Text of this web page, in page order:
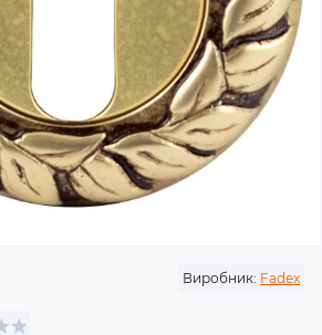
Виробник: Fadex